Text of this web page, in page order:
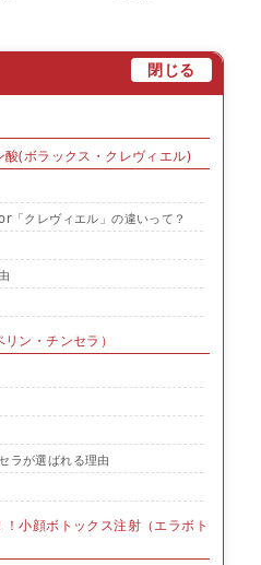
[ 閉じる ]
(ボラックス・クレヴィエル)
「クレヴィエル」の違いって？
ン・チンセラ）
ラが選ばれる理由
小顔ボトックス注射（エラボト